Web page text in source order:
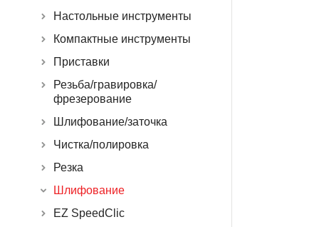
Настольные инструменты
Компактные инструменты
Приставки
Резьба/гравировка/
фрезерование
Шлифование/заточка
Чистка/полировка
Резка
Шлифование
EZ SpeedClic